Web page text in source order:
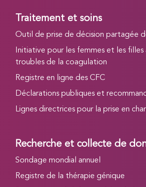
Traitement et soins
Outil de prise de décision partagée
Initiative pour les femmes et les
troubles de la coagulation
Registre en ligne des CFC
Déclarations publiques et
Lignes directrices pour la prise en
Recherche et collecte de
Sondage mondial annuel
Registre de la thérapie génique